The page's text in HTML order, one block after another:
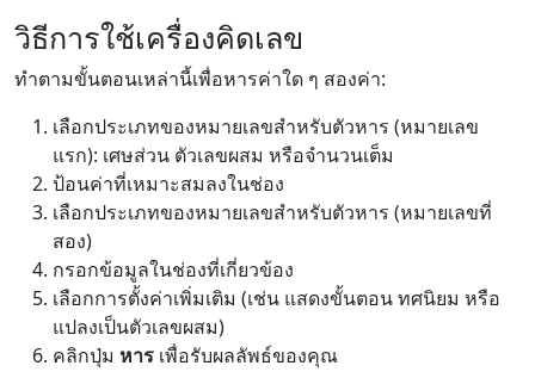
วิธีการใช้เครื่องคิดเลข
ทำตามขั้นตอนเหล่านี้เพื่อหารค่าใด ๆ สองค่า:
เลือกประเภทของหมายเลขสำหรับตัวหาร (หมายเลข
แรก): เศษส่วน ตัวเลขผสม หรือจำนวนเต็ม
ป้อนค่าที่เหมาะสมลงในช่อง
เลือกประเภทของหมายเลขสำหรับตัวหาร (หมายเลขที่
สอง)
กรอกข้อมูลในช่องที่เกี่ยวข้อง
เลือกการตั้งค่าเพิ่มเติม (เช่น แสดงขั้นตอน ทศนิยม หรือ
แปลงเป็นตัวเลขผสม)
คลิกปุ่ม หาร เพื่อรับผลลัพธ์ของคุณ